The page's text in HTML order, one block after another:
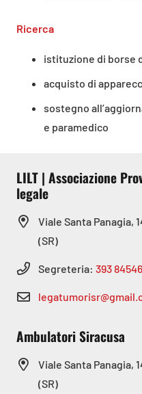
Ricerca
istituzione di borse
acquisto di
sostegno
e paramedico
LILT | Associazione
legale
Viale Santa Panagia,
(SR)
Segreteria: 393
Ambulatori Siracusa
Viale Santa Panagia,
(SR)